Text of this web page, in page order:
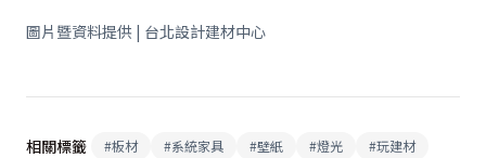
圖片暨資料提供 | 台北設計建材中心
相關標籤 #板材 #系統家具 #壁紙 #燈光 #玩建材